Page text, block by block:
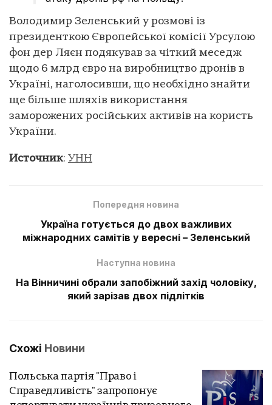
Володимир Зеленський у розмові із
президенткою Європейської комісії Урсулою
фон дер Ляєн подякував за чіткий меседж
щодо 6 млрд євро на виробництво дронів в
Україні, наголосивши, що необхідно знайти
ще більше шляхів використання
заморожених російських активів на користь
України.
Источник: УНН
Попередня новина
Україна готується до двох важливих
міжнародних самітів у вересні – Зеленський
Наступна новина
На Вінничині обрали запобіжний захід чоловіку,
який зарізав двох підлітків
Схожі Новини
Польська партія "Право і
Справедливість" запропонує